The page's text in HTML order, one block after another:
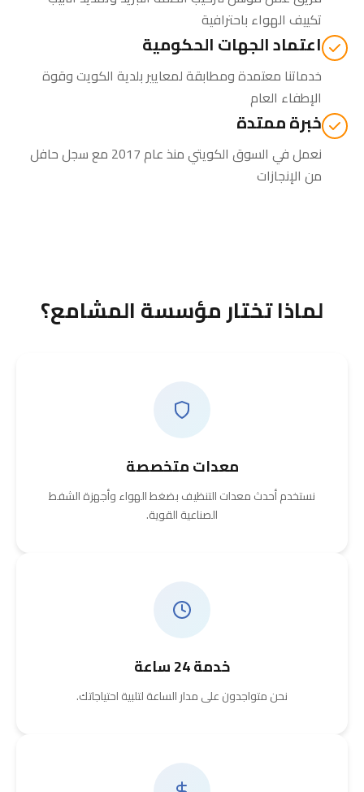
تكييف الهواء باحترافية
اعتماد الجهات الحكومية
خدماتنا معتمدة ومطابقة لمعايير بلدية الكويت وقوة
الإطفاء العام
خبرة ممتدة
نعمل في السوق الكويتي منذ عام 2017 مع سجل حافل
من الإنجازات
لماذا تختار مؤسسة المشامع؟
معدات متخصصة
نستخدم أحدث معدات التنظيف بضغط الهواء وأجهزة الشفط
الصناعية القوية.
خدمة 24 ساعة
نحن متواجدون على مدار الساعة لتلبية احتياجاتك.